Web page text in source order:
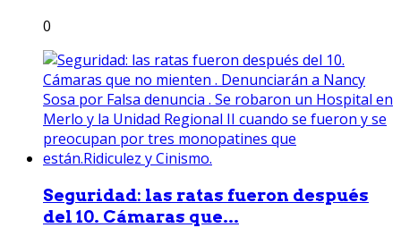
0
Seguridad: las ratas fueron después
del 10. Cámaras que...